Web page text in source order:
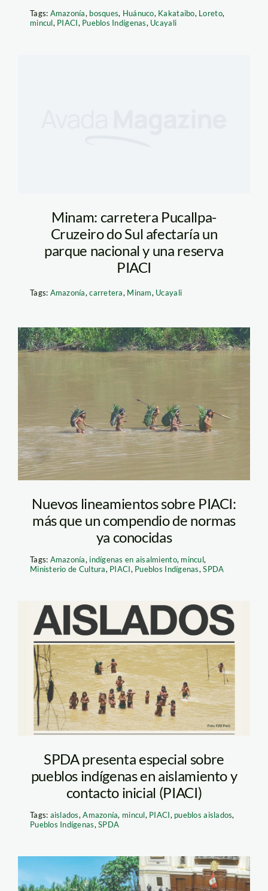
Tags: Amazonía, bosques, Huánuco, Kakataibo, Loreto,
mincul, PIACI, Pueblos Indígenas, Ucayali
Minam: carretera Pucallpa-
Cruzeiro do Sul afectaría un
parque nacional y una reserva
PIACI
Tags: Amazonía,carretera, Minam, Ucayali
indigenas en
aislamiento – szf
Nuevos lineamientos sobre PIACI:
más que un compendio de normas
ya conocidas
Tags: Amazonía, indígenas en aisalmiento, mincul,
Ministerio de Cultura, PIACI, Pueblos Indígenas,SPDA
aislados-especial-
piaci-spda
SPDA presenta especial sobre
pueblos indígenas en aislamiento y
contacto inicial (PIACI)
Tags: aislados,Amazonía, mincul, PIACI, pueblos aislados,
Pueblos Indígenas,SPDA